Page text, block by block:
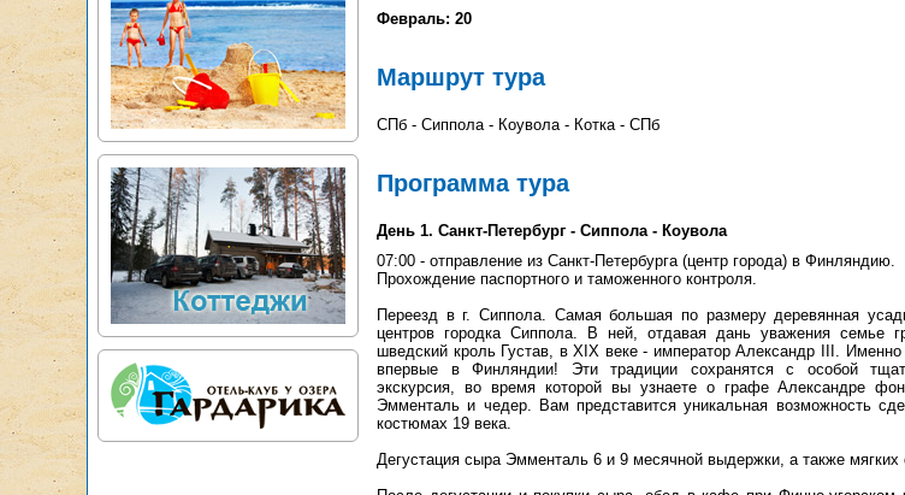
Февраль: 20
Маршрут тура
СПб - Сиппола - Коувола - Котка - СПб
Программа тура
День 1. Санкт-Петербург - Сиппола - Коувола
07:00 - отправление из Санкт-Петербурга (центр города) в Финляндию.
Прохождение паспортного и таможенного контроля.
Переезд в г. Сиппола. Самая большая по размеру деревянная
центров городка Сиппола. В ней, отдавая дань уважения семье
шведский кроль Густав, в XIX веке - император Александр III.
впервые в Финляндии! Эти традиции сохранятся с особой
экскурсия, во время которой вы узнаете о графе Александре
Эмменталь и чедер. Вам представится уникальная возможность
костюмах 19 века.
Дегустация сыра Эмменталь 6 и 9 месячной выдержки, а также